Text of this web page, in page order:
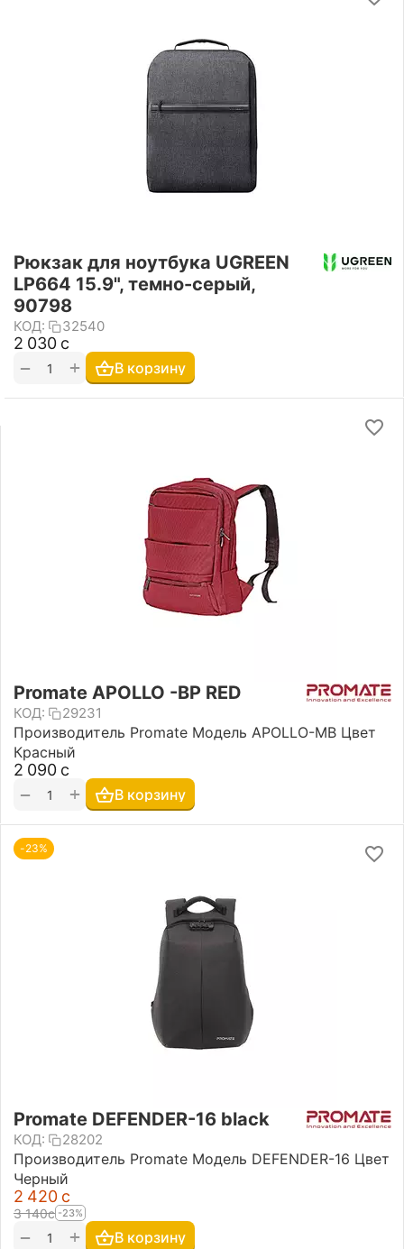
Рюкзак для ноутбука UGREEN
LP664 15.9", темно-серый,
90798
КОД: 32540
2 030 с
+
− В корзину
Promate APOLLO -BP RED
КОД: 29231
Производитель Promate Модель APOLLO-MB Цвет
Красный
2 090 с
+
− В корзину
-23%
Promate DEFENDER-16 black
КОД: 28202
Производитель Promate Модель DEFENDER-16 Цвет
Черный
2 420 с
3 140с -23%
+
− В корзину